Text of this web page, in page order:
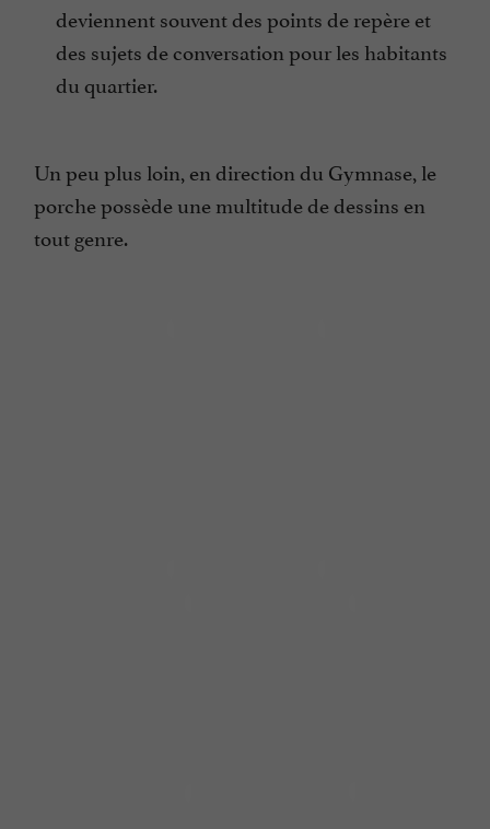
deviennent souvent des points de repère et
des sujets de conversation pour les habitants
du quartier.
Un peu plus loin, en direction du Gymnase, le
porche possède une multitude de dessins en
tout genre.